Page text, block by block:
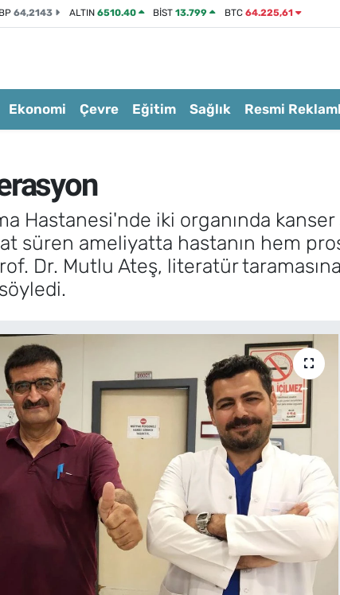
64,2143 ALTIN 6510.40 BİST13.799 BTC 64.225,61
Ekonomi Çevre Eğitim Sağlık Resmi
Hastanesi'nde iki organında
süren ameliyatta hastanın hem
Dr. Mutlu Ateş, literatür